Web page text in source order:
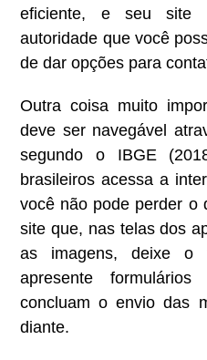
eficiente, e seu site
autoridade que você
de dar opções para
Outra coisa muito
deve ser navegável
segundo o IBGE
brasileiros acessa a
você não pode perder o
site que, nas telas dos
as imagens, deixe o
apresente
concluam o envio das
diante.